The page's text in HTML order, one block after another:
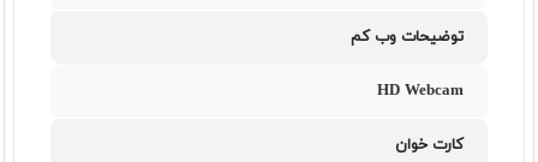
توضیحات وب کم
HD Webcam
کارت خوان